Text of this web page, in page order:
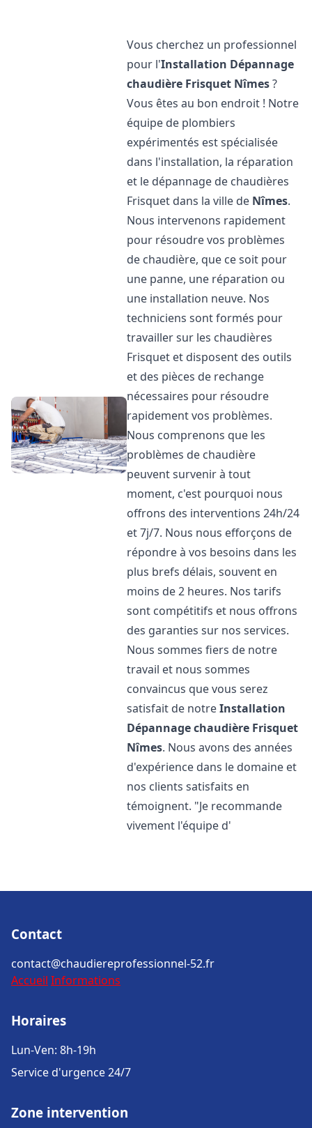
Vous cherchez un professionnel
pour l'Installation Dépannage
chaudière Frisquet Nîmes?
Vous êtes au bon endroit ! Notre
équipe de plombiers
expérimentés est spécialisée
dans l'installation, la réparation
et le dépannage de chaudières
Frisquet dans la ville de Nîmes.
Nous intervenons rapidement
pour résoudre vos problèmes
de chaudière, que ce soit pour
une panne, une réparation ou
une installation neuve. Nos
techniciens sont formés pour
travailler sur les chaudières
Frisquet et disposent des outils
et des pièces de rechange
nécessaires pour résoudre
rapidement vos problèmes.
Nous comprenons que les
problèmes de chaudière
peuvent survenir à tout
moment, c'est pourquoi nous
offrons des interventions 24h/24
et 7j/7. Nous nous efforçons de
répondre à vos besoins dans les
plus brefs délais, souvent en
moins de 2 heures. Nos tarifs
sont compétitifs et nous offrons
des garanties sur nos services.
Nous sommes fiers de notre
travail et nous sommes
convaincus que vous serez
satisfait de notreInstallation
Dépannage chaudière Frisquet
Nîmes. Nous avons des années
d'expérience dans le domaine et
nos clients satisfaits en
témoignent. "Je recommande
vivement l'équipe d'
Contact
contact@chaudiereprofessionnel-52.fr
Accueil Informations
Horaires
Lun-Ven: 8h-19h
Service d'urgence 24/7
Zone intervention